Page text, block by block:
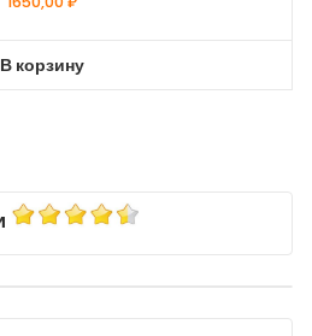
В корзину